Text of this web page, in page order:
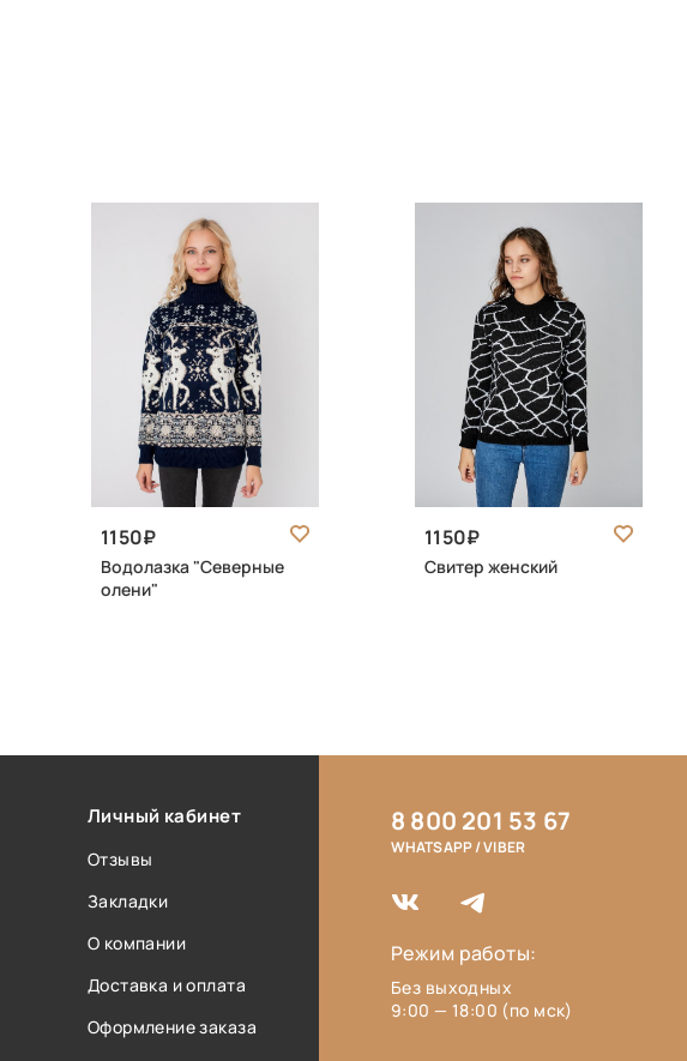
1150
Водолазка "Северные
олени"
1150
Свитер женский
Личный кабинет
Отзывы
Закладки
О компании
Доставка и оплата
Оформление заказа
8 800 201 53 67
WHATSAPP / VIBER
Режим работы:
Без выходных
9:00 — 18:00 (по мск)